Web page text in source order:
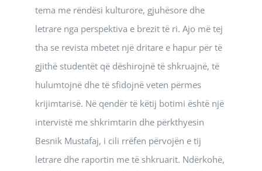
tema me rëndësi kulturore, gjuhësore dhe
letrare nga perspektiva e brezit të ri. Ajo më tej
tha se revista mbetet një dritare e hapur për të
gjithë studentët që dëshirojnë të shkruajnë, të
hulumtojnë dhe të sfidojnë veten përmes
krijimtarisë. Në qendër të këtij botimi është një
intervistë me shkrimtarin dhe përkthyesin
Besnik Mustafaj, i cili rrëfen përvojën e tij
letrare dhe raportin me të shkruarit. Ndërkohë,